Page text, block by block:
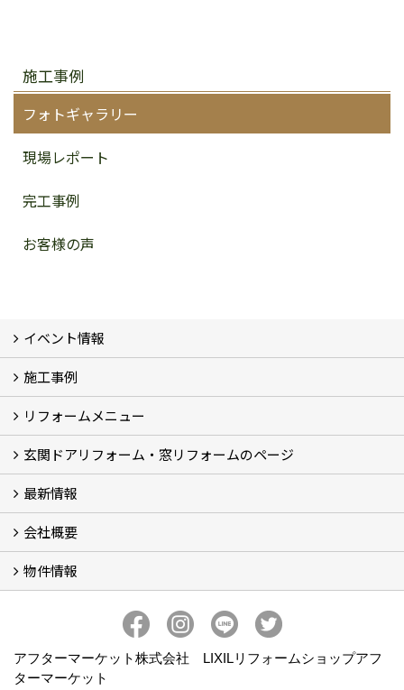
施工事例
フォトギャラリー
現場レポート
完工事例
お客様の声
イベント情報
イベント予告
イベント報告
施工事例
フォトギャラリー
BeforeAfter (29)
お客様の声
リフォームメニュー
リフォームの流れ
窓リフォーム (3)
玄関ドアリフォーム (2)
キッチンリフォーム (4)
浴室リフォーム (3)
トイレリフォーム (5)
洗面リフォーム (2)
マンションリフォーム (3)
収納リフォーム
カーポート工事
風除室工事
ウッドデッキ・タイルデッキ工事
エクステリア工事 (2)
内装リフォーム
雨樋設置・修繕
外壁張替・塗装 (2)
エアコン取付工事
玄関ドアリフォーム・窓リフォームのページ
玄関ドアリフォーム
内窓交換・外窓交換・ガラス交換 (18)
最新情報
補助金情報
各種キャンペーン (2)
会社概要
会社概要
コンセプト
アクセス
スタッフ紹介
スタッフブログ
プライバシーポリシー
アフターメンテナンス
お客様サポート
事業紹介
物件情報
アフターマーケット株式会社 LIXILリフォームショップアフ
ターマーケット